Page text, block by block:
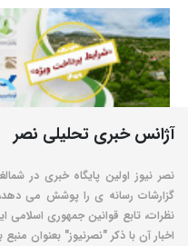
آژانس خبری تحلیلی نصر
نصر نیوز اولین پایگاه خبری در
گزارشات رسانه ی را پوشش می
نظرات، تابع قوانین جمهوری اسلامی
اخبار آن با ذکر "نصرنیوز" بعنوان منبع